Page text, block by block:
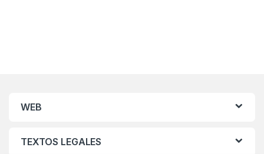
WEB
TEXTOS LEGALES